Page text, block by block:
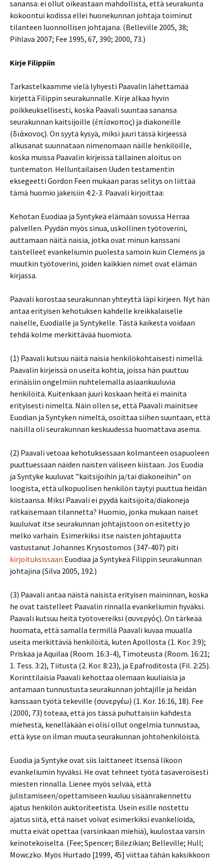
sanansa: ei ollut oikeastaan mahdollista, että seurakunta
kokoontui kodissa ellei huonekunnan johtaja toiminut
tilanteen luonnollisen johtajana. (Belleville 2005, 38;
Pihlava 2007; Fee 1995, 67, 390; 2000, 73.)
Kirje Filippiin
Tarkastelkaamme vielä lyhyesti Paavalin lähettämää
kirjettä Filippin seurakunnalle. Kirje alkaa hyvin
poikkeuksellisesti, koska Paavali suuntaa sanansa
seurakunnan kaitsijoille (ἐπίσκοπος) ja diakoneille
(διάκονος). On syytä kysyä, miksi juuri tässä kirjeessä
alkusanat suunnataan nimenomaan näille henkilöille,
koska muissa Paavalin kirjeissä tällainen aloitus on
tuntematon. Helluntailaisen Uuden testamentin
eksegeetti Gordon Feen mukaan paras selitys on liittää
tämä huomio jakeisiin 4:2-3. Paavali kirjoittaa:
Kehotan Euodiaa ja Syntykeä elämään sovussa Herraa
palvellen. Pyydän myös sinua, uskollinen työtoverini,
auttamaan näitä naisia, jotka ovat minun kanssani
taistelleet evankeliumin puolesta samoin kuin Clemens ja
muutkin työtoverini, joiden kaikkien nimet ovat elämän
kirjassa.
Paavali korostaa seurakunnan yhteyttä läpi kirjeen. Nyt hän
antaa erityisen kehotuksen kahdelle kreikkalaiselle
naiselle, Euodialle ja Syntykelle. Tästä kaikesta voidaan
tehdä kolme merkittävää huomiota.
(1) Paavali kutsuu näitä naisia henkilökohtaisesti nimellä.
Paavalin kirjeissä on useita kohtia, joissa hän puuttuu
erinäisiin ongelmiin nuhtelemalla asiaankuuluvia
henkilöitä. Kuitenkaan juuri koskaan heitä ei mainita
erityisesti nimeltä. Näin ollen se, että Paavali mainitsee
Euodian ja Syntyken nimeltä, osoittaa siihen suuntaan, että
naisilla oli seurakunnan keskuudessa huomattava asema.
(2) Paavali vetoaa kehotuksessaan kolmanteen osapuoleen
puuttuessaan näiden naisten väliseen kiistaan. Jos Euodia
ja Syntyke kuuluvat ”kaitsijoihin ja/tai diakoneihin” on
loogista, että ulkopuolisen henkilön täytyi puuttua heidän
kiistaansa. Miksi Paavali ei pyydä kaitsijoita/diakoneja
ratkaisemaan tilannetta? Huomio, jonka mukaan naiset
kuuluivat itse seurakunnan johtajistoon on esitetty jo
melko varhain. Esimerkiksi itse naisten johtajuutta
vastustanut Johannes Krysostomos (347-407) piti
kirjoituksissaan Euodiaa ja Syntykeä Filippin seurakunnan
johtajina (Silva 2005, 192.)
(3) Paavali antaa näistä naisista erityisen maininnan, koska
he ovat taistelleet Paavalin rinnalla evankeliumin hyväksi.
Paavali kutsuu heitä työtovereiksi (συνεργός). On tärkeää
huomata, että samalla termillä Paavali kuvaa muualla
useita merkittäviä henkilöitä, kuten Apollosta (1. Kor. 3:9);
Priskaa ja Aquilaa (Room. 16:3-4), Timoteusta (Room. 16:21;
1. Tess. 3:2), Tiitusta (2. Kor. 8:23), ja Epafroditosta (Fil. 2:25).
Korinttilaisia Paavali kehottaa olemaan kuuliaisia ja
antamaan tunnustusta seurakunnan johtajille ja heidän
kanssaan työtä tekeville (συνεργέω) (1. Kor. 16:16, 18). Fee
(2000, 73) toteaa, että jos tässä puhuttaisiin kahdesta
miehestä, kenelläkään ei olisi ollut ongelmia tunnustaa,
että kyse on ilman muuta seurakunnan johtohenkilöistä.
Euodia ja Syntyke ovat siis laittaneet itsensä likoon
evankeliumin hyväksi. He ovat tehneet työtä tasaveroisesti
miesten rinnalla. Lienee myös selvää, että
julistamiseen/opettamiseen kuuluu sisäänrakennettu
ajatus henkilön auktoriteetista. Usein esille nostettu
ajatus siitä, että naiset voivat esimerkiksi evankelioida,
mutta eivät opettaa (varsinkaan miehiä), kuulostaa varsin
keinotekoiselta. (Fee; Spencer; Bilezikian; Belleville; Hull;
Mowczko. Myös Hurtado [1999, 45] viittaa tähän kaksikkoon